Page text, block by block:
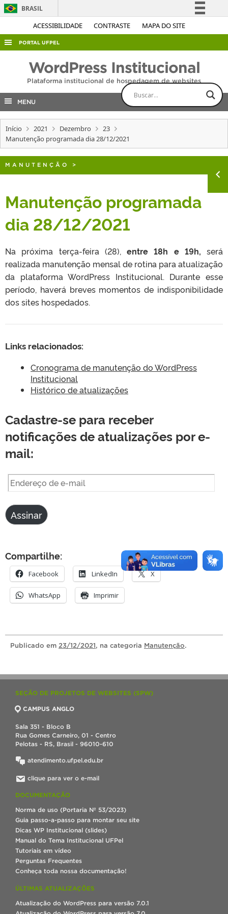
ACESSIBILIDADE CONTRASTE MAPA DO SITE
BRASIL
Simplifique!
Acesso à informação
Legislação
PORTAL UFPEL
AUDITORIA
COBALTO
CONCURSOS
EDITAIS
OUVIDORIA
TELEFONES
WordPress Institucional
Plataforma institucional de hospedagem de websites
MENU
Início 2021 Dezembro
23
Manutenção programada dia 28/12/2021
MANUTENÇÃO >
Manutenção programada
dia 28/12/2021
Na próxima terça-feira (28), entre 18h e 19h, será
realizada manutenção mensal de rotina para atualização
da plataforma WordPress Institucional. Durante esse
período, haverá breves momentos de indisponibilidade
dos sites hospedados.
Links relacionados:
Cronograma de manutenção do WordPress
Institucional
Histórico de atualizações
Cadastre-se para receber
notificações de atualizações por e-
mail:
Endereço
de
e-
mail
Assinar
Compartilhe:
Facebook LinkedIn X
WhatsApp Imprimir
Publicado em 23/12/2021, na categoria Manutenção.
SEÇÃO DE PROJETOS DE WEBSITES (SPW)
CAMPUS ANGLO
Sala 351 - Bloco B
Rua Gomes Carneiro, 01 - Centro
Pelotas - RS, Brasil - 96010-610
atendimento.ufpel.edu.br
clique para ver o e-mail
DOCUMENTAÇÃO
Norma de uso (Portaria Nº 53/2023)
Guia passo-a-passo para montar seu site
Dicas WP Institucional (slides)
Manual do Tema Institucional UFPel
Tutoriais em vídeo
Perguntas Frequentes
Conheça toda nossa documentação!
ÚLTIMAS ATUALIZAÇÕES
Atualização do WordPress para versão 7.0.1